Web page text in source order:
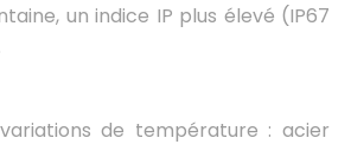
un indice IP plus élevé (IP67
de température : acier